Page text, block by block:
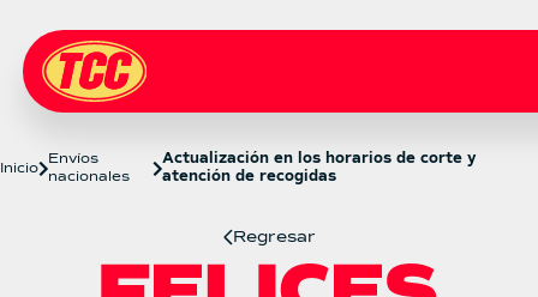
Inicio
Envíos
nacionales
Actualización en los horarios de corte y
atención de recogidas
Regresar
Actualización en los